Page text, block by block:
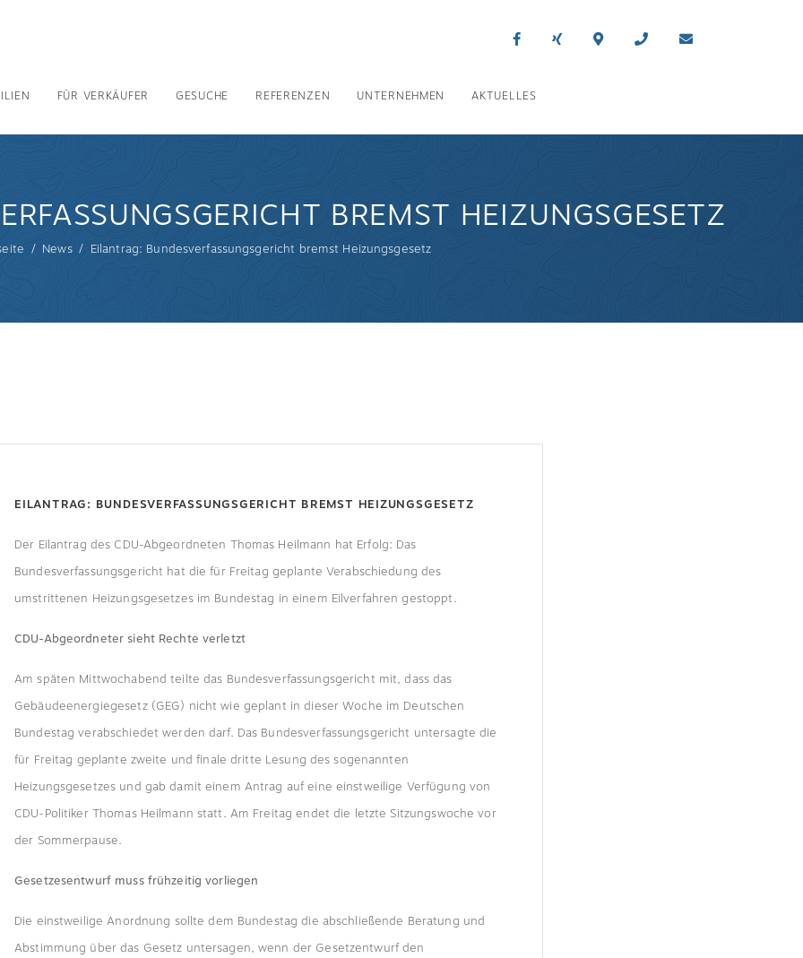
FÜR VERKÄUFER GESUCHE REFERENZEN UNTERNEHMEN AKTUELLES
BREMST HEIZUNGSGESETZ
News Eilantrag: Bundesverfassungsgericht bremst Heizungsgesetz
EILANTRAG: BUNDESVERFASSUNGSGERICHT BREMST HEIZUNGSGESETZ
Der Eilantrag des CDU-Abgeordneten Thomas Heilmann hat Erfolg: Das
Bundesverfassungsgericht hat die für Freitag geplante Verabschiedung des
umstrittenen Heizungsgesetzes im Bundestag in einem Eilverfahren gestoppt.
CDU-Abgeordneter sieht Rechte verletzt
Am späten Mittwochabend teilte das Bundesverfassungsgericht mit, dass das
Gebäudeenergiegesetz (GEG) nicht wie geplant in dieser Woche im Deutschen
Bundestag verabschiedet werden darf. Das Bundesverfassungsgericht untersagte die
für Freitag geplante zweite und finale dritte Lesung des sogenannten
Heizungsgesetzes und gab damit einem Antrag auf eine einstweilige Verfügung von
CDU-Politiker Thomas Heilmann statt. Am Freitag endet die letzte Sitzungswoche vor
der Sommerpause.
Gesetzesentwurf muss frühzeitig vorliegen
Die einstweilige Anordnung sollte dem Bundestag die abschließende Beratung und
Abstimmung über das Gesetz untersagen, wenn der Gesetzentwurf den